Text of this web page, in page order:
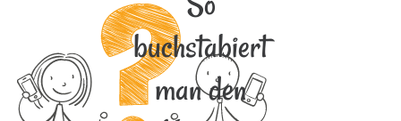
buchstabiert
man den